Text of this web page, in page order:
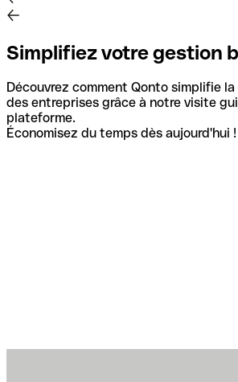
Simplifiez votre gestion
Découvrez comment Qonto simplifie
des entreprises grâce à notre visite
plateforme.
Économisez du temps dès aujourd'hui !